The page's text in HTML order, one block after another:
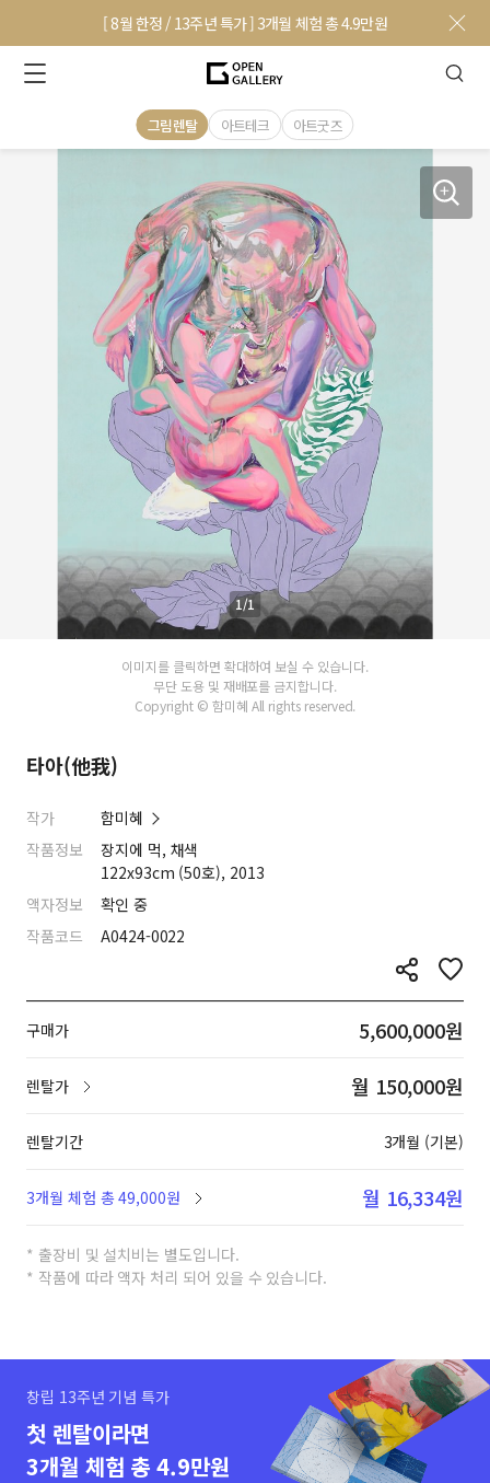
[ 8월 한정 / 13주년 특가 ] 3개월 체험 총 4.9만원
그림렌탈 아트테크 아트굿즈
1/1
이미지를 클릭하면 확대하여 보실 수 있습니다.
무단 도용 및 재배포를 금지합니다.
Copyright © 함미혜 All rights reserved.
타아(他我)
작가
함미혜
작품정보
장지에 먹, 채색
122x93cm (50호), 2013
액자정보
확인 중
작품코드
A0424-0022
구매가 5,600,000원
렌탈가 월 150,000원
렌탈기간 3개월 (기본)
3개월 체험 총 49,000원 월 16,334원
* 출장비 및 설치비는 별도입니다.
* 작품에 따라 액자 처리 되어 있을 수 있습니다.
창립 13주년 기념 특가
첫 렌탈이라면
3개월 체험 총 4.9만원